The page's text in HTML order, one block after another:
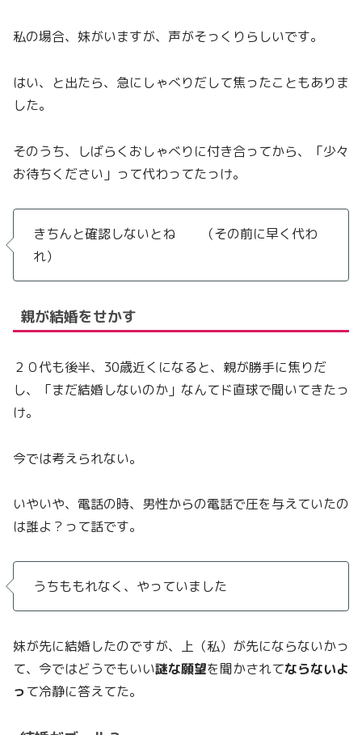
私の場合、妹がいますが、声がそっくりらしいです。
はい、と出たら、急にしゃべりだして焦ったこともありま
した。
そのうち、しばらくおしゃべりに付き合ってから、「少々
お待ちください」って代わってたっけ。
きちんと確認しないとね （その前に早く代わ
れ）
親が結婚をせかす
２０代も後半、30歳近くになると、親が勝手に焦りだ
し、「まだ結婚しないのか」なんてド直球で聞いてきたっ
け。
今では考えられない。
いやいや、電話の時、男性からの電話で圧を与えていたの
は誰よ？って話です。
うちももれなく、やっていました
妹が先に結婚したのですが、上（私）が先にならないかっ
て、今ではどうでもいい謎な願望を聞かされてならないよ
っ て冷静に答えてた。